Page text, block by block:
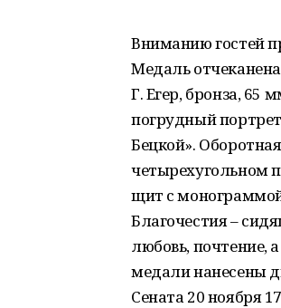
Вниманию гостей
Медаль
Г. Егер, бронза,
погрудный
Бецкой».
четырехугольном
щит с монограммой
Благочестия –
любовь, почтение,
медали нанесены
Сената 20 ноября